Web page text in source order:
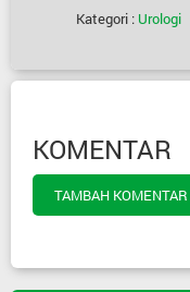
Kategori : Urologi
KOMENTAR
TAMBAH KOMENTAR